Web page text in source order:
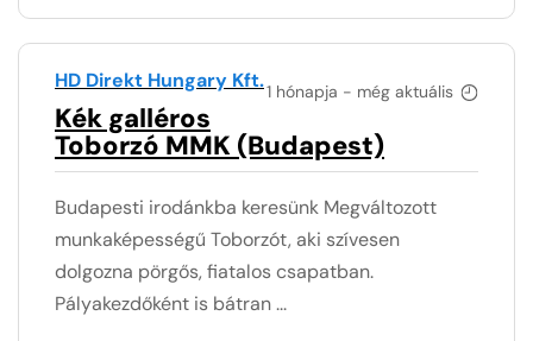
1 hónapja - még aktuális
HD Direkt Hungary Kft.
Kék galléros
Toborzó MMK (Budapest)
Budapesti irodánkba keresünk Megváltozott
munkaképességű Toborzót, aki szívesen
dolgozna pörgős, fiatalos csapatban.
Pályakezdőként is bátran ...